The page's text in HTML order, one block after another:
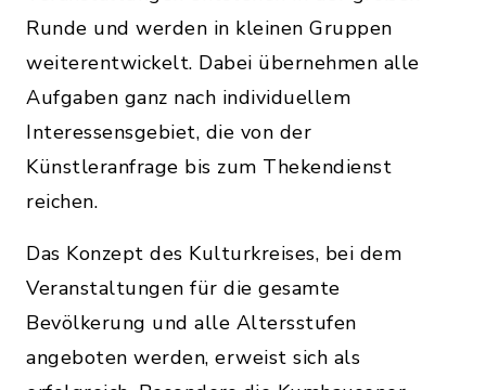
Runde und werden in kleinen Gruppen
weiterentwickelt. Dabei übernehmen alle
Aufgaben ganz nach individuellem
Interessensgebiet, die von der
Künstleranfrage bis zum Thekendienst
reichen.
Das Konzept des Kulturkreises, bei dem
Veranstaltungen für die gesamte
Bevölkerung und alle Altersstufen
angeboten werden, erweist sich als